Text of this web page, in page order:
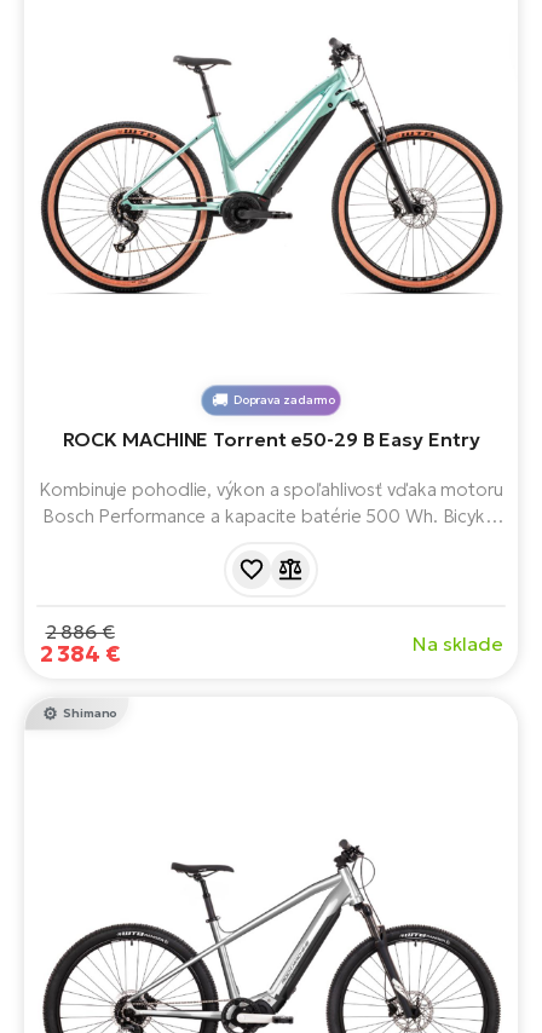
Doprava zadarmo
ROCK MACHINE Torrent e50-29 B Easy Entry
Kombinuje pohodlie, výkon a spoľahlivosť vďaka motoru
Bosch Performance a kapacite batérie 500 Wh. Bicykel
brzdy Shimano a ráfiky WTB SX19. Ideálny na dlhé jazdy
2 886 €
2 384 € Na sklade
Shimano